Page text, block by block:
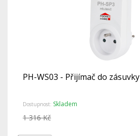
PH-WS03 - Přijímač do zásuvky
Dostupnost: Skladem
1 316 Kč